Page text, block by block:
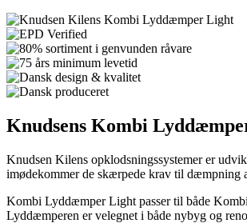
Knudsens Kombi
Knudsen Kilens opklodsningssystemer er
imødekommer de skærpede krav til dæmpning
Kombi Lyddæmper Light passer til både
Lyddæmperen er velegnet i både nybyg og